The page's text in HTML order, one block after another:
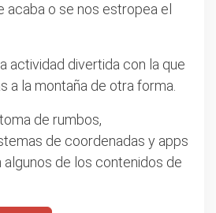
acaba o se nos estropea el
actividad divertida con la que
a la montaña de otra forma.
de rumbos,
de coordenadas y apps
algunos de los contenidos de